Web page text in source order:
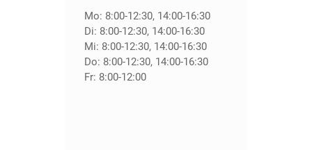
Mo: 8:00-12:30, 14:00-16:30
Di: 8:00-12:30, 14:00-16:30
Mi: 8:00-12:30, 14:00-16:30
Do: 8:00-12:30, 14:00-16:30
Fr: 8:00-12:00